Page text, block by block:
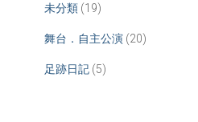
未分類 (19)
舞台．自主公演 (20)
足跡日記 (5)